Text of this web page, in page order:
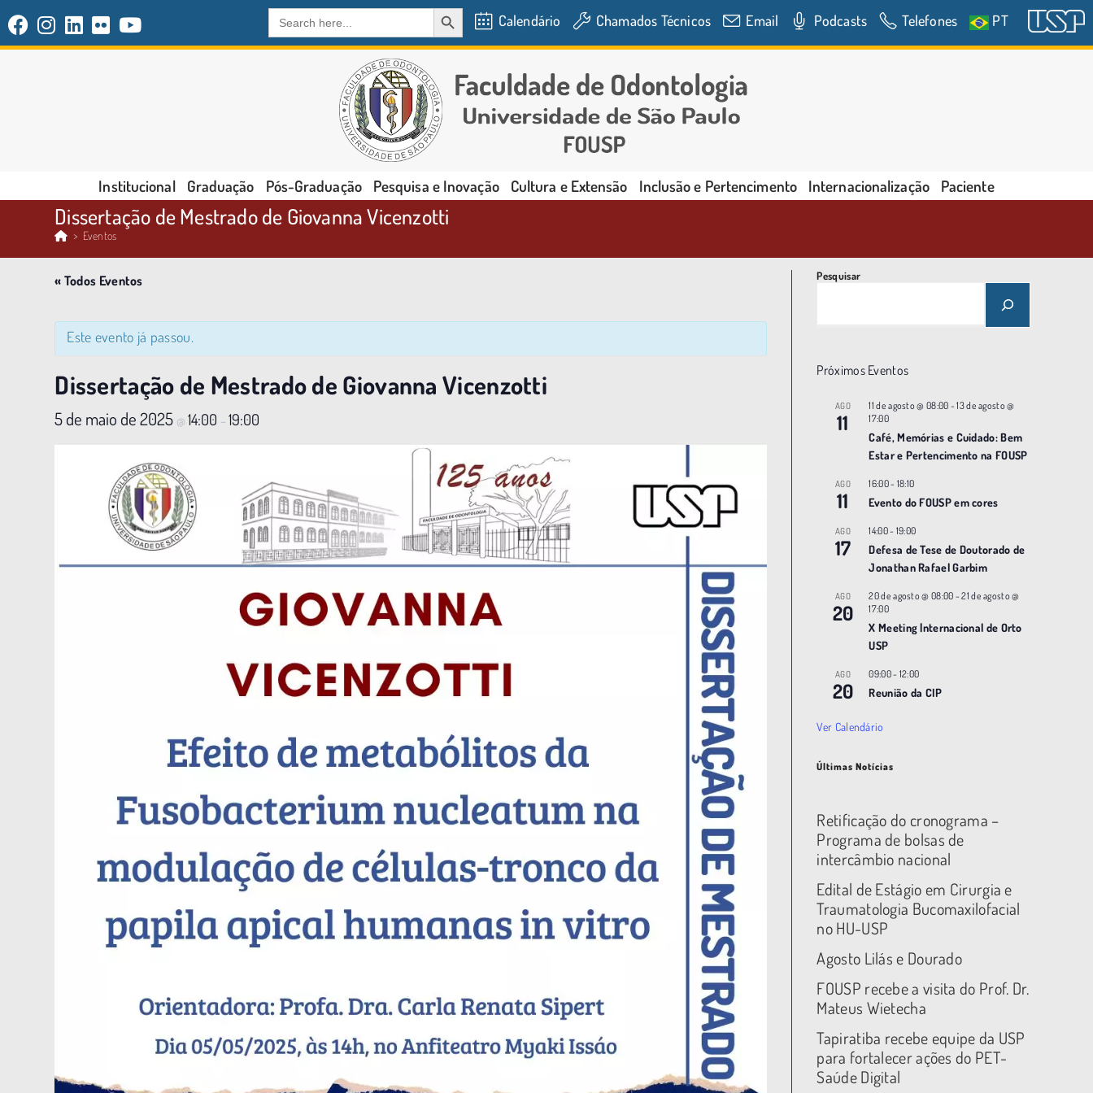
Search
for:
SEARCH BUTTON
Calendário Chamados Técnicos Email Podcasts Telefones PT
Institucional Graduação Pós-Graduação Pesquisa e Inovação Cultura e Extensão Inclusão e Pertencimento Internacionalização Paciente
Dissertação de Mestrado de Giovanna Vicenzotti
> Eventos
« Todos Eventos
Este evento já passou.
Dissertação de Mestrado de Giovanna Vicenzotti
5 de maio de 2025 @14:00 –19:00
Pesquisar
Próximos Eventos
AGO
11
11 de agosto @ 08:00 -13 de agosto @
17:00
Café, Memórias e Cuidado: Bem
Estar e Pertencimento na FOUSP
AGO
11
16:00- 18:10
Evento do FOUSP em cores
AGO
17
14:00- 19:00
Defesa de Tese de Doutorado de
Jonathan Rafael Garbim
AGO
20
20 de agosto @ 08:00 -21 de agosto @
17:00
X Meeting |nternacional de Orto
USP
AGO
20
09:00- 12:00
Reunião da CIP
Ver Calendário
Últimas Notícias
Retificação do cronograma –
Programa de bolsas de
intercâmbio nacional
Edital de Estágio em Cirurgia e
Traumatologia Bucomaxilofacial
no HU-USP
Agosto Lilás e Dourado
FOUSP recebe a visita do Prof. Dr.
Mateus Wietecha
Tapiratiba recebe equipe da USP
para fortalecer ações do PET-
Saúde Digital